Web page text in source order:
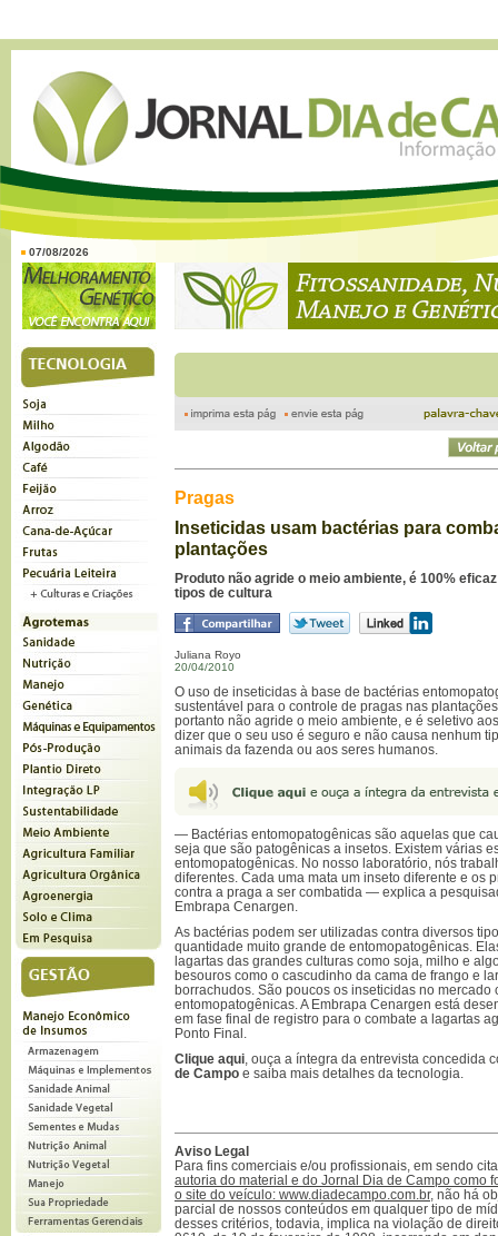
07/08/2026
Pragas
Inseticidas usam bactérias para
plantações
Produto não agride o meio ambiente, é 100%
tipos de cultura
Juliana Royo
20/04/2010
O uso de inseticidas à base de bactérias
sustentável para o controle de pragas nas
portanto não agride o meio ambiente, e é seletivo
dizer que o seu uso é seguro e não causa nenhum
animais da fazenda ou aos seres humanos.
— Bactérias entomopatogênicas são aquelas que
seja que são patogênicas a insetos. Existem várias
entomopatogênicas. No nosso laboratório, nós
diferentes. Cada uma mata um inseto diferente e os
contra a praga a ser combatida — explica a
Embrapa Cenargen.
As bactérias podem ser utilizadas contra diversos
quantidade muito grande de entomopatogênicas.
lagartas das grandes culturas como soja, milho e
besouros como o cascudinho da cama de frango e
borrachudos. São poucos os inseticidas no mercado
entomopatogênicas. A Embrapa Cenargen está
em fase final de registro para o combate a lagartas
Ponto Final.
Clique aqui , ouça a íntegra da entrevista concedida
de Campo e saiba mais detalhes da tecnologia.
Aviso Legal
Para fins comerciais e/ou profissionais, em sendo
autoria do material e do Jornal Dia de Campo como
o site do veículo: www.diadecampo.com.br, não há
parcial de nossos conteúdos em qualquer tipo de
desses critérios, todavia, implica na violação de